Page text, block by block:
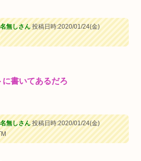
無しさん投稿日時:2020/01/24(金)
に書いてあるだろ
無しさん投稿日時:2020/01/24(金)